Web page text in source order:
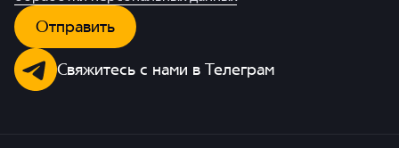
Отправить
Свяжитесь с нами в Телеграм